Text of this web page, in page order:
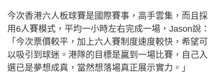
今次香港六人板球賽是國際賽事，高手雲集，而且採
用6人賽模式，平均一小時左右完成一場，Jason說：
「今次票價較平，加上六人賽制度速度較快，希望可
以吸引到球迷。港隊的目標是贏到一場比賽，自己入
選已是夢想成真，當然想落場真正展示實力。」